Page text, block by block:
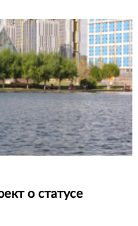
о статусе